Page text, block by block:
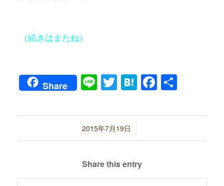
（続きはまたね）
Share LineTwitter
Hatena共
2015年7月19日
/
Share this entry